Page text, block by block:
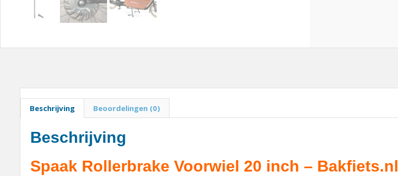
Beschrijving Beoordelingen (0)
Beschrijving
Spaak Rollerbrake Voorwiel 20 inch – Bakfiets.nl